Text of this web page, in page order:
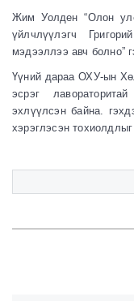
Жим Уолден “Олон
үйлчлүүлэгч
мэдээллээ авч болно”
Үүний дараа ОХУ-ын
эсрэг
эхлүүлсэн байна.
хэрэглэсэн